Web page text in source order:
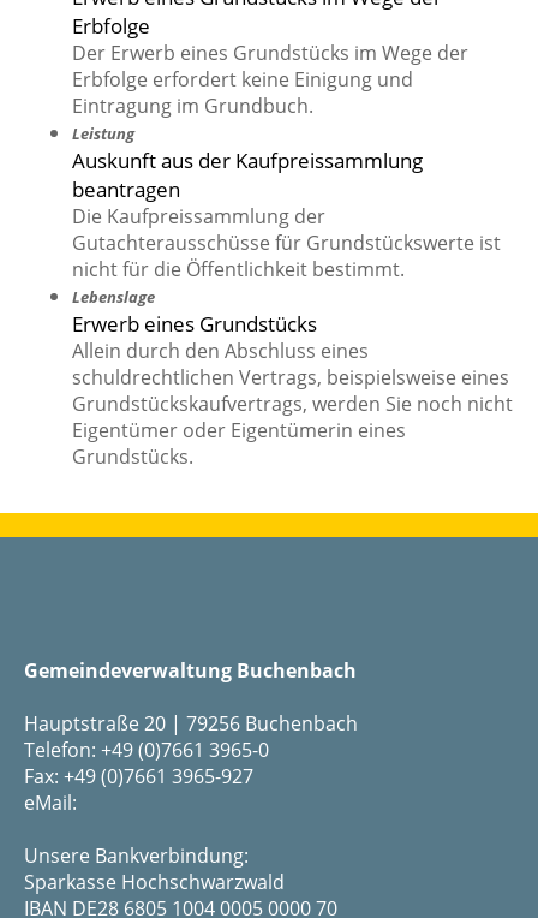
Erbfolge
Der Erwerb eines Grundstücks im Wege der
Erbfolge erfordert keine Einigung und
Eintragung im Grundbuch.
Leistung
Auskunft aus der Kaufpreissammlung
beantragen
Die Kaufpreissammlung der
Gutachterausschüsse für Grundstückswerte ist
nicht für die Öffentlichkeit bestimmt.
Lebenslage
Erwerb eines Grundstücks
Allein durch den Abschluss eines
schuldrechtlichen Vertrags, beispielsweise eines
Grundstückskaufvertrags, werden Sie noch nicht
Eigentümer oder Eigentümerin eines
Grundstücks.
Gemeindeverwaltung Buchenbach
Hauptstraße 20 | 79256 Buchenbach
Telefon: +49 (0)7661 3965-0
Fax: +49 (0)7661 3965-927
eMail:
Unsere Bankverbindung:
Sparkasse Hochschwarzwald
IBAN DE28 6805 1004 0005 0000 70